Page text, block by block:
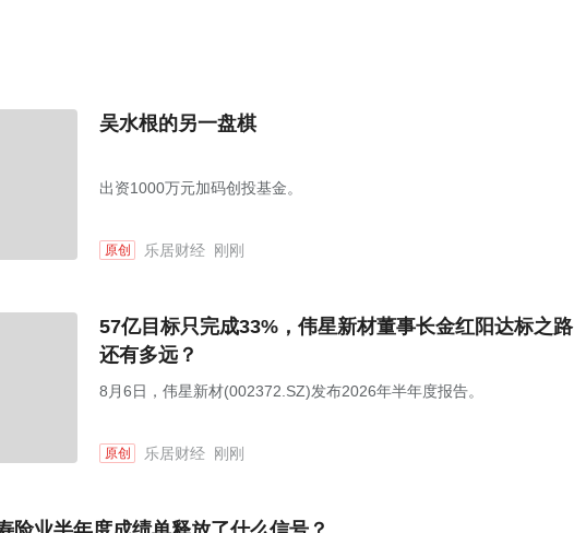
吴水根的另一盘棋
出资1000万元加码创投基金。
原创 乐居财经 刚刚
57亿目标只完成33%，伟星新材董事长金红阳达标之路
还有多远？
8月6日，伟星新材(002372.SZ)发布2026年半年度报告。
原创 乐居财经 刚刚